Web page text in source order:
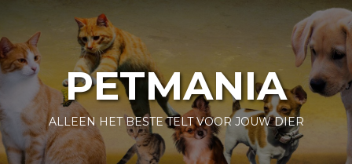
content
PETMANIA
ALLEEN HET BESTE TELT VOOR JOUW DIER